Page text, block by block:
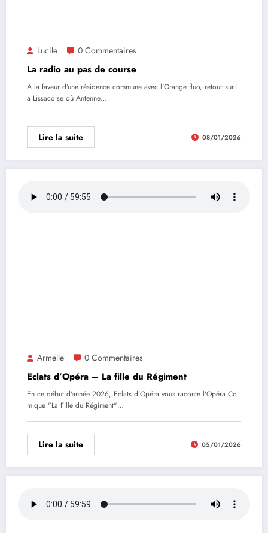
Lucile 0 Commentaires
La radio au pas de course
A la faveur d'une résidence commune avec l'Orange fluo, retour sur l
a Lissacoise où Antenne…
Lire la suite 08/01/2026
Armelle 0 Commentaires
Eclats d’Opéra – La fille du Régiment
En ce début d'année 2026, Eclats d'Opéra vous raconte l'Opéra Co
mique "La Fille du Régiment"…
Lire la suite 05/01/2026